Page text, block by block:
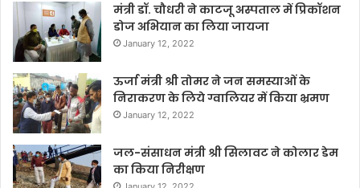
मंत्री डॉ. चौधरी ने काटजू अस्पताल में प्रिकॉशन
डोज अभियान का लिया जायजा
January 12, 2022
ऊर्जा मंत्री श्री तोमर ने जन समस्याओं के
निराकरण के लिये ग्वालियर में किया भ्रमण
January 12, 2022
जल-संसाधन मंत्री श्री सिलावट ने कोलार डेम
का किया निरीक्षण